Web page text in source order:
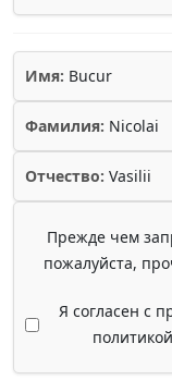
Имя: Bucur
Фамилия: Nicolai
Отчество: Vasilii
Прежде чем
пожалуйста,
Я согласен с